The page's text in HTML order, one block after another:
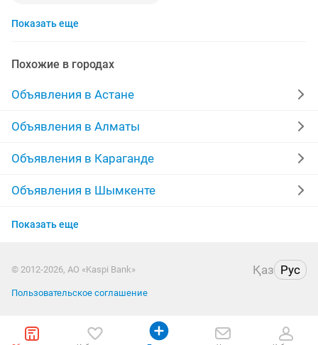
грузоперевозки вывоз мусора
вывоз мусора городу
грузчики грузоперевозки вывоз
грузоперевозки вывоз
Показать еще
Похожие в городах
Объявления в Астане
Объявления в Алматы
Объявления в Караганде
Объявления в Шымкенте
Объявления в Усть-Каменогорске
Объявления в Актау
Показать еще
© 2012-2026, АО «Kaspi Bank» Қаз Рус
Пользовательское соглашение